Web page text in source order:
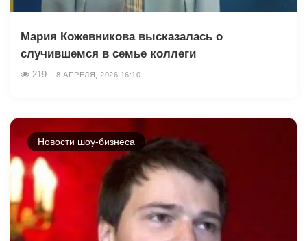
Мария Кожевникова высказалась о
случившемся в семье коллеги
219 8 АПРЕЛЯ, 2026 16:10
Новости шоу-бизнеса